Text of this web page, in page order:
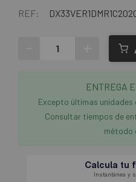
REF:
ENTREGA
Excepto últimas
Consultar tiempos de
método